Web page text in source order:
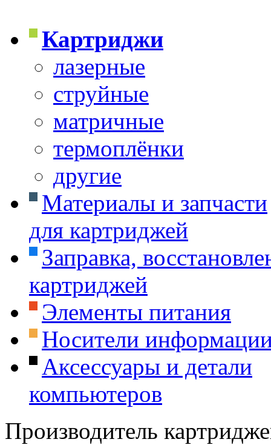
Картриджи
лазерные
струйные
матричные
термоплёнки
другие
Материалы и запчасти
для картриджей
Заправка,
картриджей
Элементы питания
Носители
Аксессуары и детали
компьютеров
Производитель